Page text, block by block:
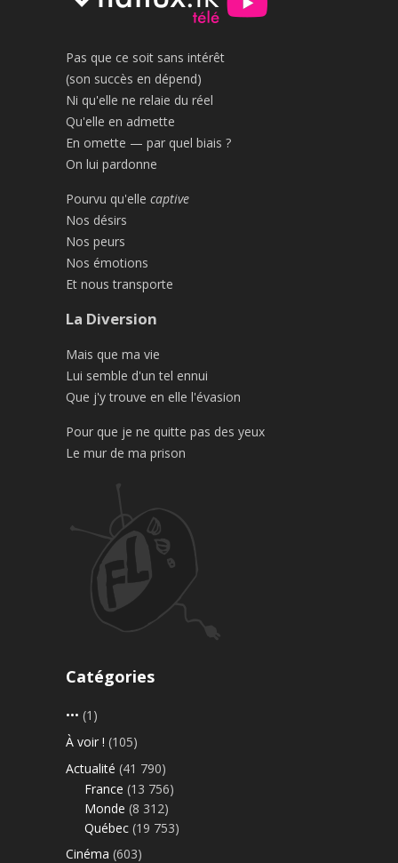
Pas que ce soit sans intérêt
(son succès en dépend)
Ni qu'elle ne relaie du réel
Qu'elle en admette
En omette — par quel biais ?
On lui pardonne
Pourvu qu'elle captive
Nos désirs
Nos peurs
Nos émotions
Et nous transporte
La Diversion
Mais que ma vie
Lui semble d'un tel ennui
Que j'y trouve en elle l'évasion
Pour que je ne quitte pas des yeux
Le mur de ma prison
Catégories
••• (1)
À voir ! (105)
Actualité (41 790)
France (13 756)
Monde (8 312)
Québec (19 753)
Cinéma (603)